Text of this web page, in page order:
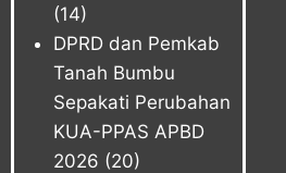
(14)
DPRD dan Pemkab
Tanah Bumbu
Sepakati Perubahan
KUA-PPAS APBD
2026 (20)